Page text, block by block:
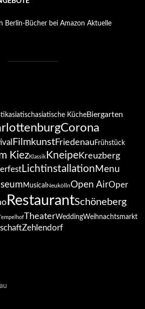
Berlin-Bücher bei Amazon Aktuelle
asiatischasiatische Küche Biergarten
Corona
FilmkunstFriedenau Frühstück
KiezKlassik KneipeKreuzberg
Lichtinstallation Menu
Musical NeuköllnOpen AirOper
RestaurantSchöneberg
TheaterWeddingWeihnachtsmarkt
Zehlendorf